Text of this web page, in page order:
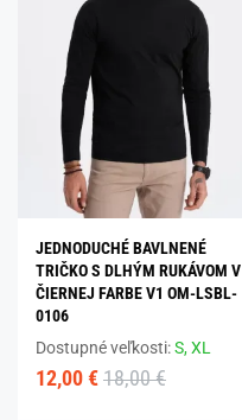
JEDNODUCHÉ BAVLNENÉ
TRIČKO S DLHÝM RUKÁVOM V
ČIERNEJ FARBE V1 OM-LSBL-
0106
Dostupné veľkosti:S,XL
12,00 € 18,00 €